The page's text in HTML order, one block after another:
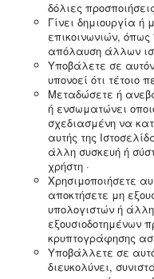
δόλιες
Γίνει δημιουργία
επικοινωνιών,
απόλαυση άλλων
Yποβάλετε σε
υπονοεί ότι τέτοιο
Mεταδώσετε ή
ή ενσωματώνει
σχεδιασμένη να
αυτής της
άλλη συσκευή ή
χρήστη ·
Xρησιμοποιήσετε
αποκτήσετε μη
υπολογιστών ή
εξουσιοδοτημένων
κρυπτογράφησης
Yποβάλλετε σε
διευκολύνει,